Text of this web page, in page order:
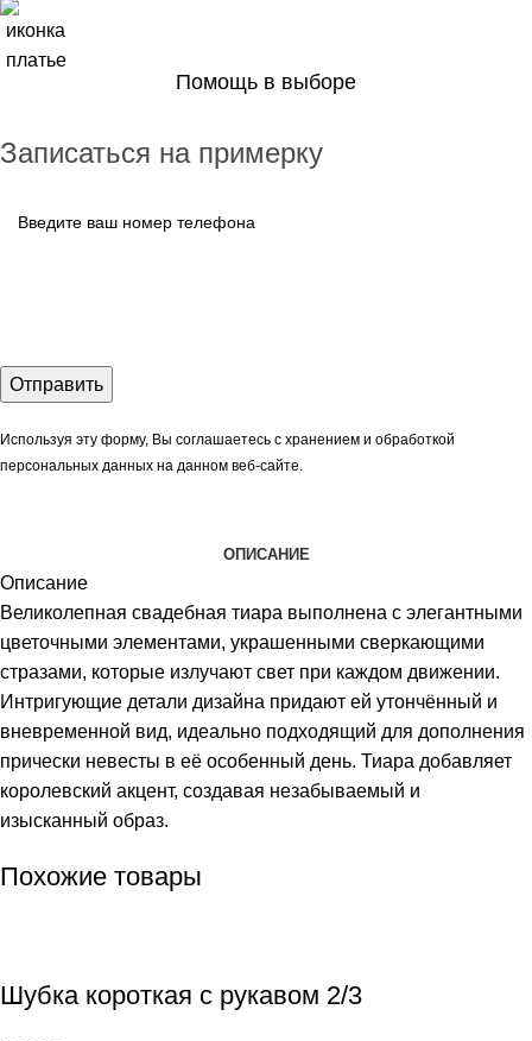
Помощь в выборе
Записаться на примерку
Используя эту форму, Вы соглашаетесь с хранением и обработкой
персональных данных на данном веб-сайте.
ОПИСАНИЕ
Описание
Великолепная свадебная тиара выполнена с элегантными
цветочными элементами, украшенными сверкающими
стразами, которые излучают свет при каждом движении.
Интригующие детали дизайна придают ей утончённый и
вневременной вид, идеально подходящий для дополнения
прически невесты в её особенный день. Тиара добавляет
королевский акцент, создавая незабываемый и
изысканный образ.
Похожие товары
Шубка короткая с рукавом 2/3